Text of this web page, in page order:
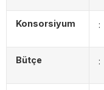
Konsorsiyum :
Bütçe :